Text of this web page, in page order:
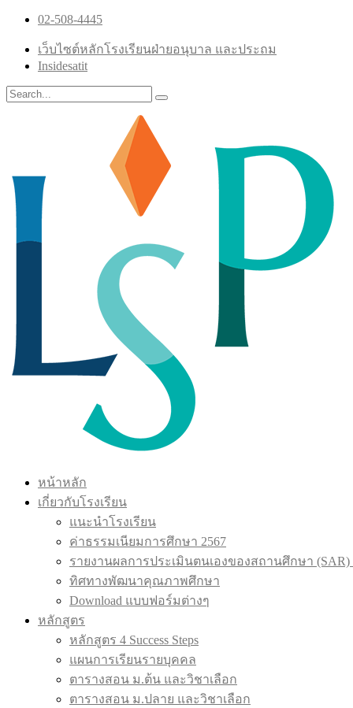
02-508-4445
เว็บไซต์หลักโรงเรียนฝ่ายอนุบาล และประถม
Insidesatit
หน้าหลัก
เกี่ยวกับโรงเรียน
แนะนำโรงเรียน
ค่าธรรมเนียมการศึกษา 2567
รายงานผลการประเมินตนเองของสถานศึกษา (SAR)
ทิศทางพัฒนาคุณภาพศึกษา
Download แบบฟอร์มต่างๆ
หลักสูตร
หลักสูตร 4 Success Steps
แผนการเรียนรายบุคคล
ตารางสอน ม.ต้น และวิชาเลือก
ตารางสอน ม.ปลาย และวิชาเลือก